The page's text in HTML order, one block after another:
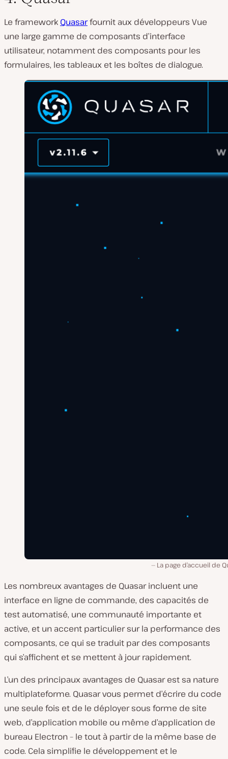
Le framework Quasarfournit aux développeurs Vue
une large gamme de composants d’interface
utilisateur, notamment des composants pour les
formulaires, les tableaux et les boîtes de dialogue.
La page d’accueil de
Les nombreux avantages de Quasar incluent une
interface en ligne de commande, des capacités de
test automatisé, une communauté importante et
active, et un accent particulier sur la performance des
composants, ce qui se traduit par des composants
qui s’affichent et se mettent à jour rapidement.
L’un des principaux avantages de Quasar est sa nature
multiplateforme. Quasar vous permet d’écrire du code
une seule fois et de le déployer sous forme de site
web, d’application mobile ou même d’application de
bureau Electron – le tout à partir de la même base de
code. Cela simplifie le développement et le